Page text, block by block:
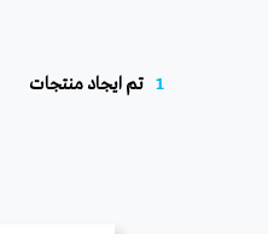
1 تم ايجاد منتجات